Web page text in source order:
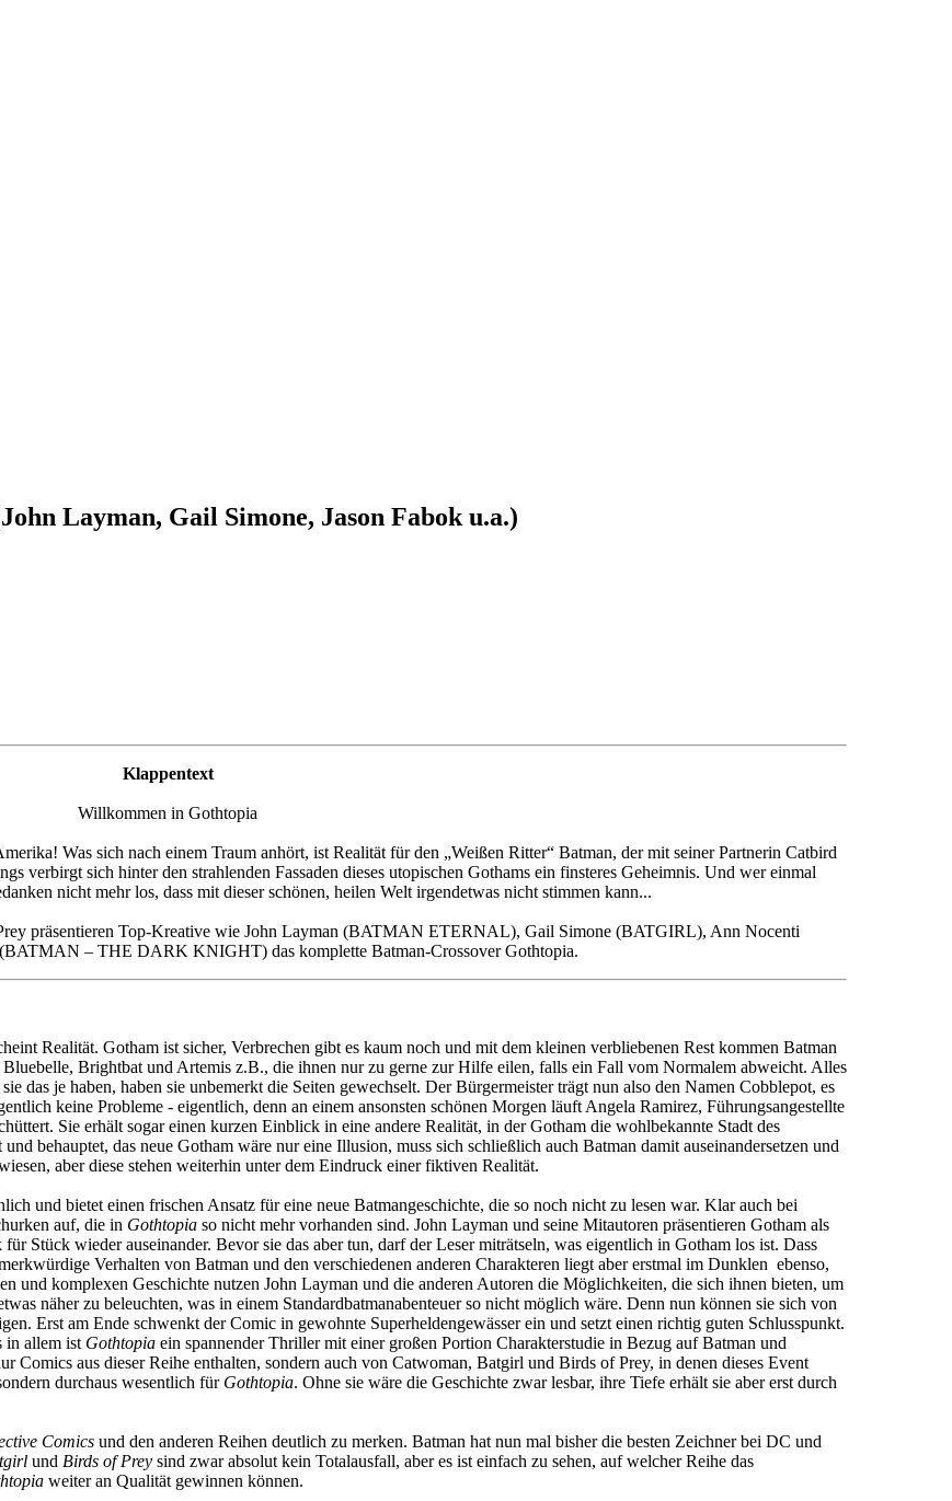
Layman, Gail Simone, Jason Fabok u.a.)
Klappentext
Willkommen in Gothtopia
Was sich nach einem Traum anhört, ist Realität für den „Weißen Ritter“ Batman, der mit seiner Partnerin Catbird
verbirgt sich hinter den strahlenden Fassaden dieses utopischen Gothams ein finsteres Geheimnis. Und wer einmal
nicht mehr los, dass mit dieser schönen, heilen Welt irgendetwas nicht stimmen kann...
präsentieren Top-Kreative wie John Layman (BATMAN ETERNAL), Gail Simone (BATGIRL), Ann Nocenti
– THE DARK KNIGHT) das komplette Batman-Crossover Gothtopia.
Realität. Gotham ist sicher, Verbrechen gibt es kaum noch und mit dem kleinen verbliebenen Rest kommen Batman
Brightbat und Artemis z.B., die ihnen nur zu gerne zur Hilfe eilen, falls ein Fall vom Normalem abweicht. Alles
das je haben, haben sie unbemerkt die Seiten gewechselt. Der Bürgermeister trägt nun also den Namen Cobblepot, es
keine Probleme - eigentlich, denn an einem ansonsten schönen Morgen läuft Angela Ramirez, Führungsangestellte
Sie erhält sogar einen kurzen Einblick in eine andere Realität, in der Gotham die wohlbekannte Stadt des
behauptet, das neue Gotham wäre nur eine Illusion, muss sich schließlich auch Batman damit auseinandersetzen und
aber diese stehen weiterhin unter dem Eindruck einer fiktiven Realität.
und bietet einen frischen Ansatz für eine neue Batmangeschichte, die so noch nicht zu lesen war. Klar auch bei
auf, die in Gothtopia so nicht mehr vorhanden sind. John Layman und seine Mitautoren präsentieren Gotham als
Stück wieder auseinander. Bevor sie das aber tun, darf der Leser miträtseln, was eigentlich in Gotham los ist. Dass
Verhalten von Batman und den verschiedenen anderen Charakteren liegt aber erstmal im Dunklen ebenso,
und komplexen Geschichte nutzen John Layman und die anderen Autoren die Möglichkeiten, die sich ihnen bieten, um
näher zu beleuchten, was in einem Standardbatmanabenteuer so nicht möglich wäre. Denn nun können sie sich von
Erst am Ende schwenkt der Comic in gewohnte Superheldengewässer ein und setzt einen richtig guten Schlusspunkt.
in allem ist Gothtopia ein spannender Thriller mit einer großen Portion Charakterstudie in Bezug auf Batman und
Comics aus dieser Reihe enthalten, sondern auch von Catwoman, Batgirl und Birds of Prey, in denen dieses Event
durchaus wesentlich für Gothtopia. Ohne sie wäre die Geschichte zwar lesbar, ihre Tiefe erhält sie aber erst durch
Comics und den anderen Reihen deutlich zu merken. Batman hat nun mal bisher die besten Zeichner bei DC und
und Birds of Prey sind zwar absolut kein Totalausfall, aber es ist einfach zu sehen, auf welcher Reihe das
weiter an Qualität gewinnen können.